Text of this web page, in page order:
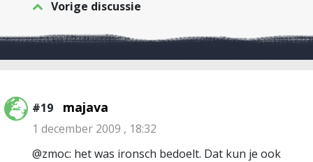
Vorige discussie
#19 majava
1 december 2009 , 18:32
@zmoc: het was ironsch bedoelt. Dat kun je ook